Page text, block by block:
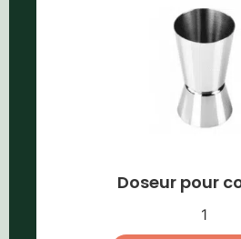
Doseur pour
1